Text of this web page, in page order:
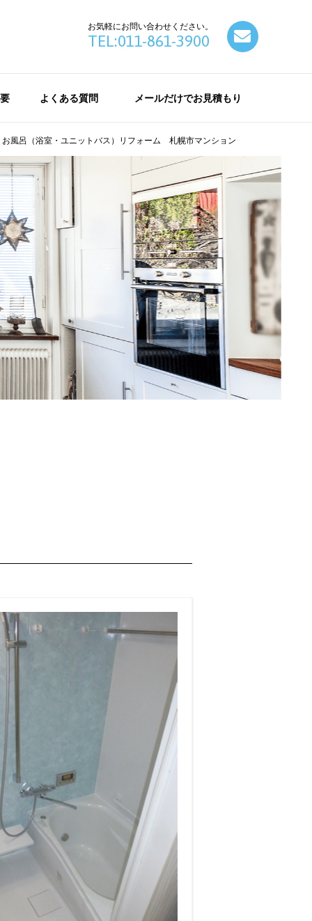
お気軽にお問い合わせください。
TEL:011-861-3900
よくある質問 メールだけでお見積もり
風呂（浴室・ユニットバス）リフォーム 札幌市マンション